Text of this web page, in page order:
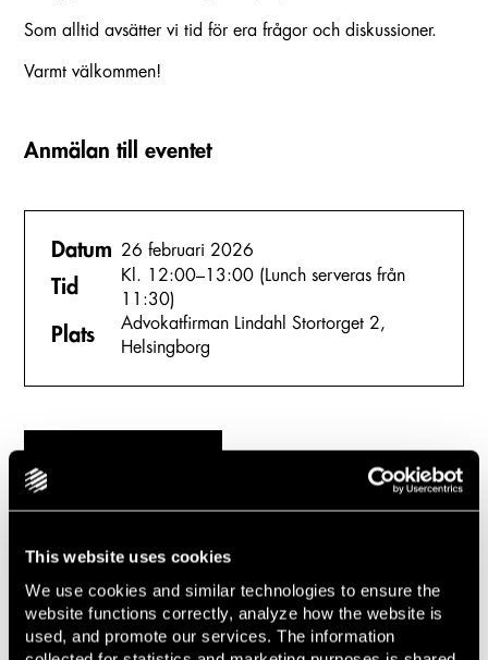
This website uses cookies
We use cookies and similar technologies to ensure the
website functions correctly, analyze how the website is
used, and promote our services. The information
Som alltid avsätter vi tid för era frågor och diskussioner.
Varmt välkommen!
Anmälan till eventet
Datum 26 februari 2026
Tid
Kl. 12:00–13:00 (Lunch serveras från
11:30)
Plats
Advokatfirman Lindahl Stortorget 2,
Helsingborg
Kommande seminarier
26 mars 2026